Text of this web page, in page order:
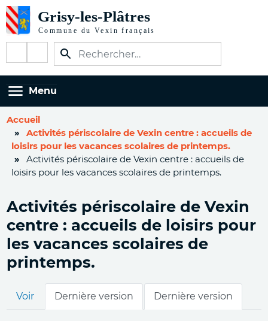
au
contenu
principal
sociaux
Menu
Accueil
Activités périscolaire de Vexin centre : accueils de
loisirs pour les vacances scolaires de printemps.
Activités périscolaire de Vexin centre : accueils de
loisirs pour les vacances scolaires de printemps.
Activités périscolaire de Vexin
centre : accueils de loisirs pour
les vacances scolaires de
printemps.
Onglets
Voir Dernière version Dernière version